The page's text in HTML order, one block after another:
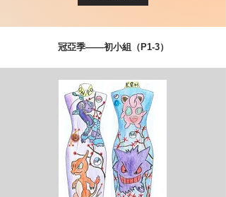
冠亞季——初小組（P1-3）